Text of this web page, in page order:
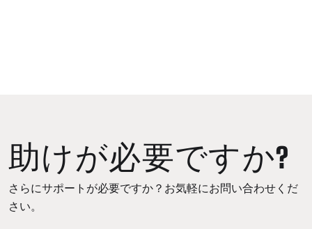
助けが必要ですか?
さらにサポートが必要ですか？お気軽にお問い合わせくだ
さい。